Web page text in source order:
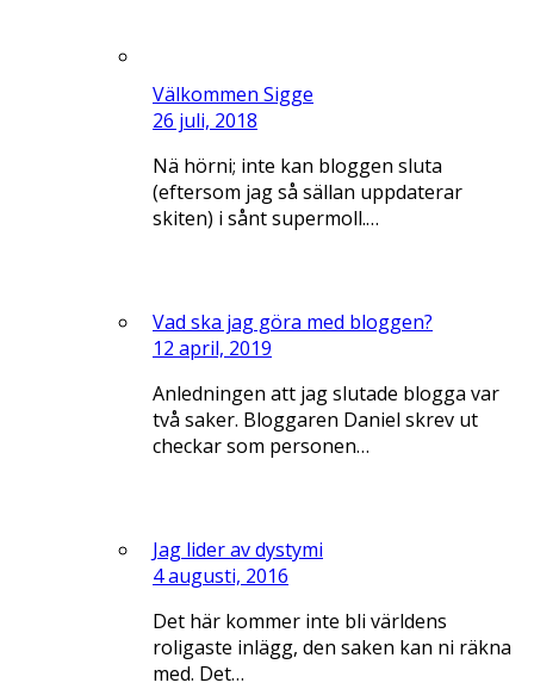
Välkommen Sigge
26 juli, 2018
Nä hörni; inte kan bloggen sluta
(eftersom jag så sällan uppdaterar
skiten) i sånt supermoll.…
Vad ska jag göra med bloggen?
12 april, 2019
Anledningen att jag slutade blogga var
två saker. Bloggaren Daniel skrev ut
checkar som personen…
Jag lider av dystymi
4 augusti, 2016
Det här kommer inte bli världens
roligaste inlägg, den saken kan ni räkna
med. Det…